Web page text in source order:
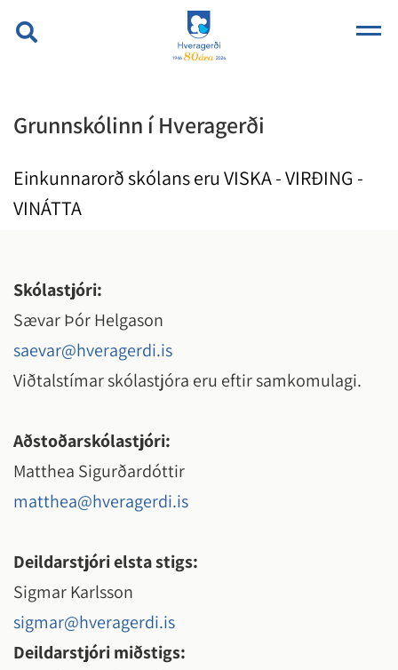
Grunnskólinn í Hveragerði
Einkunnarorð skólans eru VISKA - VIRÐING -
VINÁTTA
Skólastjóri:
Sævar Þór Helgason
saevar@hveragerdi.is
Viðtalstímar skólastjóra eru eftir samkomulagi.
Aðstoðarskólastjóri:
Matthea Sigurðardóttir
matthea@hveragerdi.is
Deildarstjóri elsta stigs:
Sigmar Karlsson
sigmar@hveragerdi.is
Deildarstjóri miðstigs: